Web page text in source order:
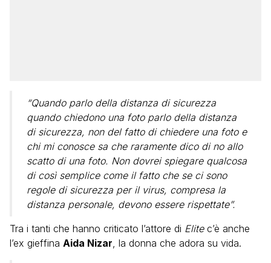
“Quando parlo della distanza di sicurezza
quando chiedono una foto parlo della distanza
di sicurezza, non del fatto di chiedere una foto e
chi mi conosce sa che raramente dico di no allo
scatto di una foto. Non dovrei spiegare qualcosa
di così semplice come il fatto che se ci sono
regole di sicurezza per il virus, compresa la
distanza personale, devono essere rispettate”.
Tra i tanti che hanno criticato l’attore di Elitec’è anche
l’ex gieffina Aida Nizar , la donna che adora su vida.